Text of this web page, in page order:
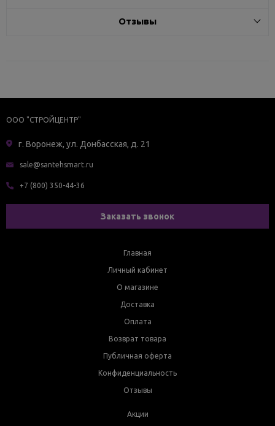
Отзывы
ООО "СТРОЙЦЕНТР"
г. Воронеж, ул. Донбасская, д. 21
sale@santehsmart.ru
+7 (800) 350-44-36
Заказать звонок
Главная
Личный кабинет
О магазине
Доставка
Оплата
Возврат товара
Публичная оферта
Конфиденциальность
Отзывы
Акции